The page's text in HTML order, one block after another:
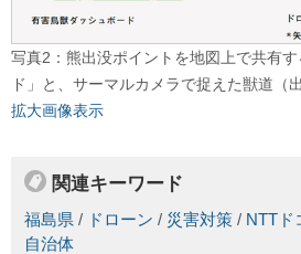
写真2：熊出没ポイントを地図上で共有
ド」と、サーマルカメラで捉えた獣道（
拡大画像表示
関連キーワード
福島県 / ドローン / 災害対策 / NTTド
自治体